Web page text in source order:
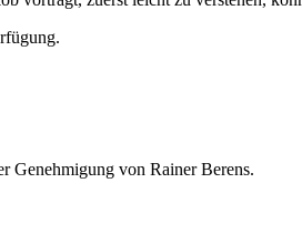
Genehmigung von Rainer Berens.